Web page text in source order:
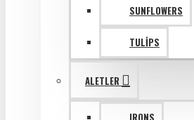
SUNFLOWERS
TULIPS
ALETLER
IRONS